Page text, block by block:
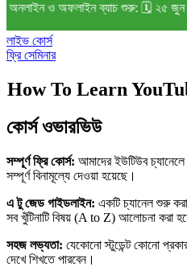
ব্যাচ শুরু: 🗓️ ২৫ জুন | 0১ জুলাই |
লাইভ কোর্স
ফ্রি সেমিনার
How To Learn
কোর্স ওভারভিউ
সম্পূর্ণ ফ্রি কোর্স: আমাদের ইউটিউব চ্যানেলে
সম্পূর্ণ বিনামূল্যে দেওয়া হয়েছে।
এ টু জেড গাইডলাইন: একটি চ্যানেল শুরু
সব খুঁটিনাটি বিষয় (A to Z) আলোচনা করা
সহজ লভ্যতা: যেকোনো স্টুডেন্ট কোনো
দেখে শিখতে পারবেন।